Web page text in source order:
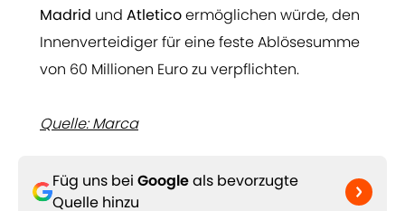
Madrid und Atleticoermöglichen würde, den
Innenverteidiger für eine feste Ablösesumme
von 60 Millionen Euro zu verpflichten.
Quelle: Marca
Füg uns bei Googleals bevorzugte
Quelle hinzu